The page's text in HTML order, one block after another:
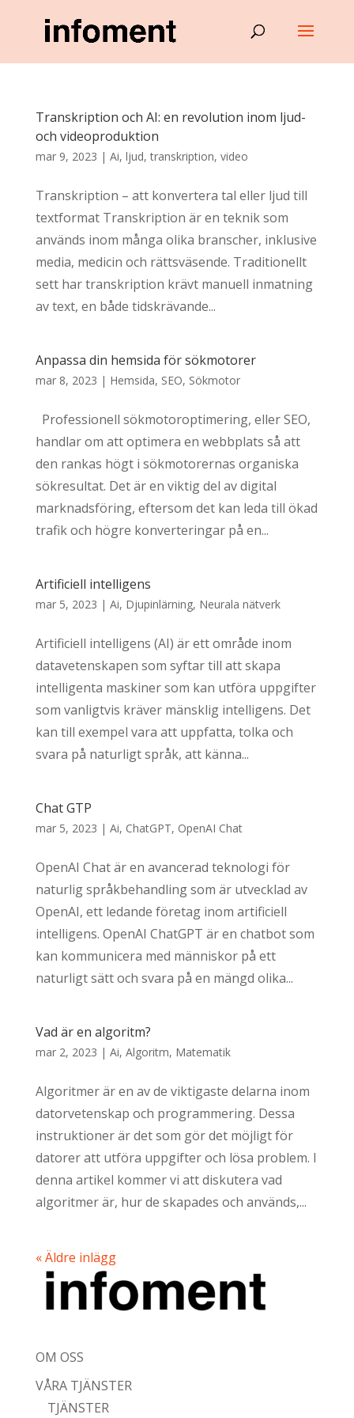
Transkription och AI: en revolution inom ljud-
och videoproduktion
mar 9, 2023 | Ai, ljud,transkription, video
Transkription – att konvertera tal eller ljud till
textformat Transkription är en teknik som
används inom många olika branscher, inklusive
media, medicin och rättsväsende. Traditionellt
sett har transkription krävt manuell inmatning
av text, en både tidskrävande...
Anpassa din hemsida för sökmotorer
mar 8, 2023 | Hemsida, SEO, Sökmotor
Professionell sökmotoroptimering, eller SEO,
handlar om att optimera en webbplats så att
den rankas högt i sökmotorernas organiska
sökresultat. Det är en viktig del av digital
marknadsföring, eftersom det kan leda till ökad
trafik och högre konverteringar på en...
Artificiell intelligens
mar 5, 2023 | Ai, Djupinlärning, Neurala nätverk
Artificiell intelligens (AI) är ett område inom
datavetenskapen som syftar till att skapa
intelligenta maskiner som kan utföra uppgifter
som vanligtvis kräver mänsklig intelligens. Det
kan till exempel vara att uppfatta, tolka och
svara på naturligt språk, att känna...
Chat GTP
mar 5, 2023 | Ai, ChatGPT, OpenAI Chat
OpenAI Chat är en avancerad teknologi för
naturlig språkbehandling som är utvecklad av
OpenAI, ett ledande företag inom artificiell
intelligens. OpenAI ChatGPT är en chatbot som
kan kommunicera med människor på ett
naturligt sätt och svara på en mängd olika...
Vad är en algoritm?
mar 2, 2023 | Ai, Algoritm, Matematik
Algoritmer är en av de viktigaste delarna inom
datorvetenskap och programmering. Dessa
instruktioner är det som gör det möjligt för
datorer att utföra uppgifter och lösa problem. I
denna artikel kommer vi att diskutera vad
algoritmer är, hur de skapades och används,...
« Äldre inlägg
OM OSS
VÅRA TJÄNSTER
TJÄNSTER